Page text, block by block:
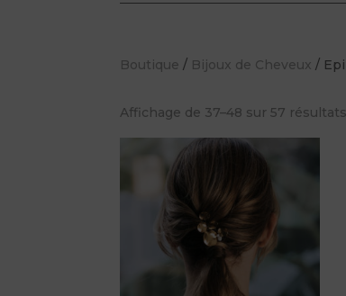
Boutique / Bijoux de Cheveux /
Affichage de 37–48 sur 57 résultats